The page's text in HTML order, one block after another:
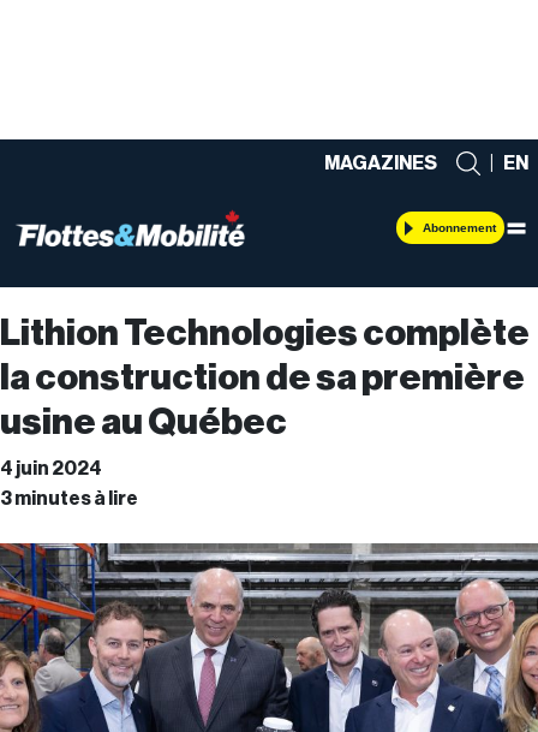
MAGAZINES EN
Abonnement
Lithion Technologies complète
la construction de sa première
usine au Québec
4 juin 2024
3 minutes à lire